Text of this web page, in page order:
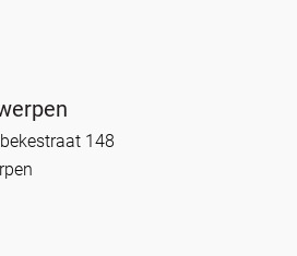
148